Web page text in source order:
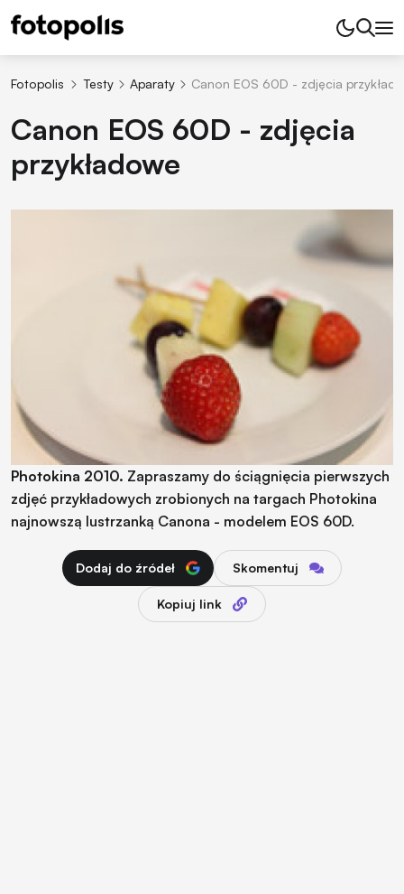
Fotopolis Testy Aparaty Canon EOS 60D - zdjęcia
Canon EOS 60D - zdjęcia
przykładowe
Photokina 2010. Zapraszamy do ściągnięcia pierwszych
zdjęć przykładowych zrobionych na targach Photokina
najnowszą lustrzanką Canona - modelem EOS 60D.
Dodaj do źródeł Skomentuj
Kopiuj link